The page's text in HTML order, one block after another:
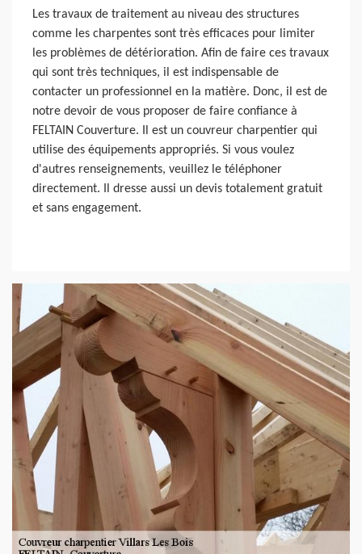
Les travaux de traitement au niveau des structures
comme les charpentes sont très efficaces pour limiter
les problèmes de détérioration. Afin de faire ces travaux
qui sont très techniques, il est indispensable de
contacter un professionnel en la matière. Donc, il est de
notre devoir de vous proposer de faire confiance à
FELTAIN Couverture. Il est un couvreur charpentier qui
utilise des équipements appropriés. Si vous voulez
d'autres renseignements, veuillez le téléphoner
directement. Il dresse aussi un devis totalement gratuit
et sans engagement.